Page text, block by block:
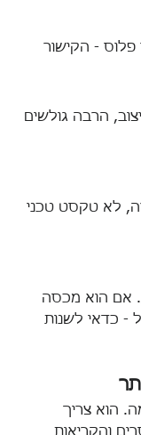
- הקישור
הרבה גולשים
לא טקסט טכני
אם הוא מכסה
- כדאי לשנות
הוא צריך